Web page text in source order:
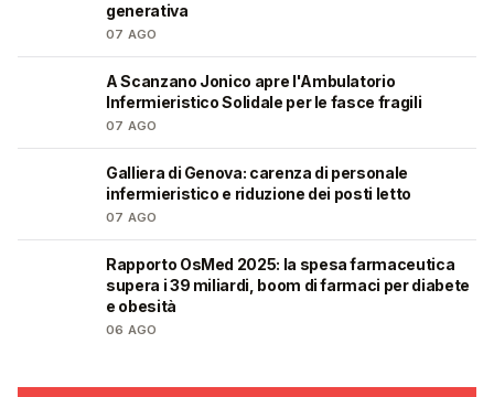
generativa
07 AGO
A Scanzano Jonico apre l'Ambulatorio
Infermieristico Solidale per le fasce fragili
07 AGO
Galliera di Genova: carenza di personale
infermieristico e riduzione dei posti letto
07 AGO
Rapporto OsMed 2025: la spesa farmaceutica
supera i 39 miliardi, boom di farmaci per diabete
e obesità
06 AGO